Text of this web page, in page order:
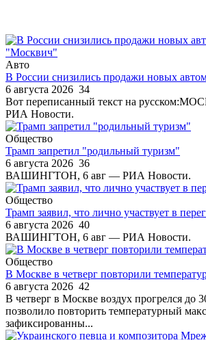
Авто
В России снизились продажи новых
6 августа 2026 34
Вот переписанный текст на
РИА Новости.
Общество
Трамп запретил "родильный туризм"
6 августа 2026 36
ВАШИНГТОН, 6 авг — РИА Новости.
Общество
Трамп заявил, что лично участвует в
6 августа 2026 40
ВАШИНГТОН, 6 авг — РИА Новости.
Общество
В Москве в четверг повторили
6 августа 2026 42
В четверг в Москве воздух прогрелся до
позволило повторить температурный
зафиксированны...